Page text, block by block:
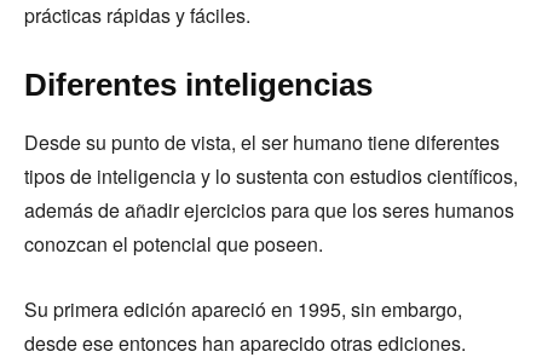
prácticas rápidas y fáciles.
Diferentes inteligencias
Desde su punto de vista, el ser humano tiene diferentes
tipos de inteligencia y lo sustenta con estudios científicos,
además de añadir ejercicios para que los seres humanos
conozcan el potencial que poseen.
Su primera edición apareció en 1995, sin embargo,
desde ese entonces han aparecido otras ediciones.